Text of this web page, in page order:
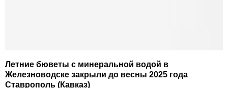
Летние бюветы с минеральной водой в
Железноводске закрыли до весны 2025 года
Ставрополь (Кавказ)